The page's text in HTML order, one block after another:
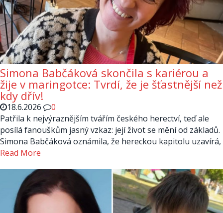
Simona Babčáková skončila s kariérou a
žije v maringotce: Tvrdí, že je šťastnější než
kdy dřív!
18.6.2026
0
Patřila k nejvýraznějším tvářím českého herectví, teď ale
posílá fanouškům jasný vzkaz: její život se mění od základů.
Simona Babčáková oznámila, že hereckou kapitolu uzavírá,
Read More